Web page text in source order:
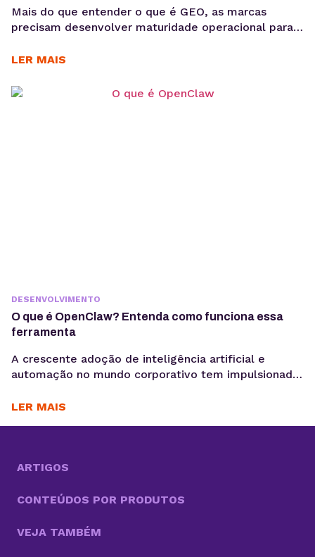
Mais do que entender o que é GEO, as marcas
precisam desenvolver maturidade operacional para
intenção, consistência temática e conteúdos
sem comprometer a experiência humana. A forma
LER MAIS
DESENVOLVIMENTO
O que é OpenClaw? Entenda como funciona essa
ferramenta
A crescente adoção de inteligência artificial e
automação no mundo corporativo tem impulsionado
coleta, análise e ativação de dados, exatamente o
aproximar do...
LER MAIS
ARTIGOS
CONTEÚDOS POR PRODUTOS
VEJA TAMBÉM